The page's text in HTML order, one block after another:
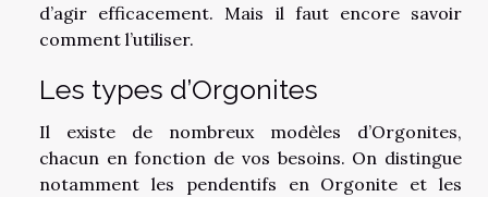
d’agir efficacement. Mais il faut encore savoir
comment l’utiliser.
Les types d’Orgonites
Il existe de nombreux modèles d’Orgonites,
chacun en fonction de vos besoins. On distingue
notamment les pendentifs en Orgonite et les